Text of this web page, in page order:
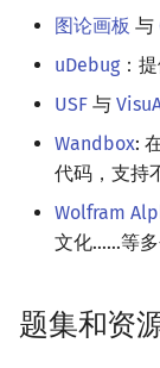
图论画板 与
uDebug：
USF 与
Wandbox:
代码，支持
Wolfram
文化……等
题集和资